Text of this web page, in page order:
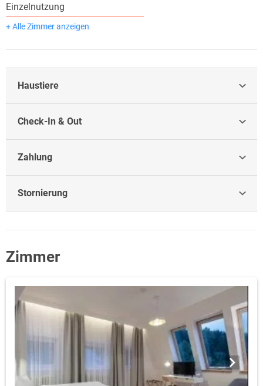
Einzelnutzung
+ Alle Zimmer anzeigen
Haustiere
Check-In & Out
Zahlung
Stornierung
Zimmer